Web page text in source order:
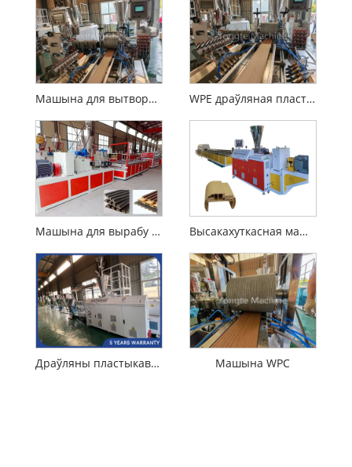
Машына для вытворчасці насцілаў WPC WPE драўляная пластыкавая кампазіцыя WPC Extrusion Machine
Машына для вырабу насценнай панэлі PVC WPC Высакахуткасная машына для экструзіі дзвярнога профілю WPC
Драўляны пластыкавы кампазітны марнул WPC для вырабу машыны Машына WPC